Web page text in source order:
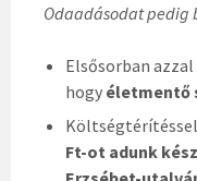
Odaadásodat pedig
Elsősorban azzal
hogy
Ft-ot adunk